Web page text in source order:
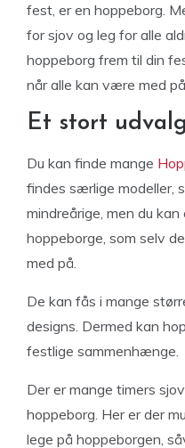
fest, er en hoppeborg.
for sjov og leg for alle
hoppeborg frem til din
når alle kan være med
Et stort
Du kan finde mange
findes særlige modeller,
mindreårige, men du
hoppeborge, som selv
med på.
De kan fås i mange
designs. Dermed kan
festlige sammenhænge.
Der er mange timers
hoppeborg. Her er der
lege på hoppeborgen,